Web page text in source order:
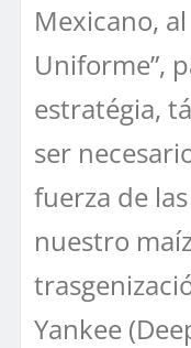
Mexicano,
Uniforme”,
estratégia,
ser
fuerza de
nuestro
Yankee